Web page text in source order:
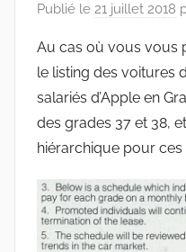
Apple
Publié le 21 juillet 2018
Au cas où vous vous
le listing des voitures
salariés d’Apple en
des grades 37 et 38,
hiérarchique pour